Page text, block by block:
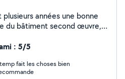
plusieurs années une bonne
du bâtiment second œuvre,
et
selon les normes de la
2023. Je peux aussi
assister des personnes dans
: 5/5
fait les choses bien